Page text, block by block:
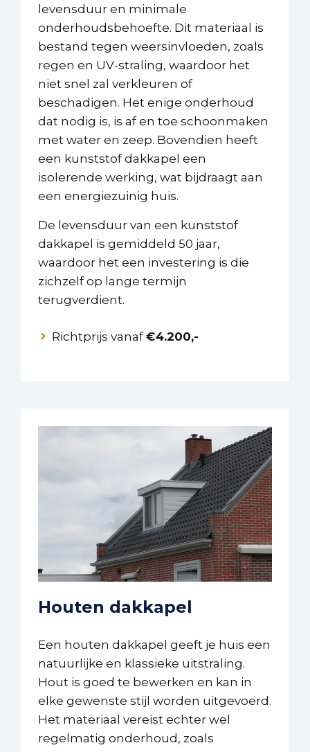
levensduur en minimale
onderhoudsbehoefte. Dit materiaal is
bestand tegen weersinvloeden, zoals
regen en UV-straling, waardoor het
niet snel zal verkleuren of
beschadigen. Het enige onderhoud
dat nodig is, is af en toe schoonmaken
met water en zeep. Bovendien heeft
een kunststof dakkapel een
isolerende werking, wat bijdraagt aan
een energiezuinig huis.
De levensduur van een kunststof
dakkapel is gemiddeld 50 jaar,
waardoor het een investering is die
zichzelf op lange termijn
terugverdient.
Richtprijs vanaf€4.200,-
Houten dakkapel
Een houten dakkapel geeft je huis een
natuurlijke en klassieke uitstraling.
Hout is goed te bewerken en kan in
elke gewenste stijl worden uitgevoerd.
Het materiaal vereist echter wel
regelmatig onderhoud, zoals